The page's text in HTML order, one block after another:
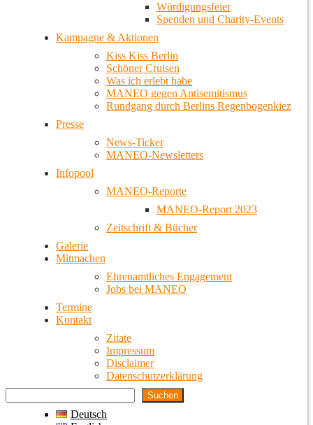
Würdigungsfeier
Spenden und Charity-Events
Kampagne & Aktionen
Kiss Kiss Berlin
Schöner Cruisen
Was ich erlebt habe
MANEO gegen Antisemitismus
Rundgang durch Berlins Regenbogenkiez
Presse
News-Ticker
MANEO-Newsletters
Infopool
MANEO-Reporte
MANEO-Report 2023
Zeitschrift & Bücher
Galerie
Mitmachen
Ehrenamtliches Engagement
Jobs bei MANEO
Termine
Kontakt
Zitate
Impressum
Disclaimer
Datenschutzerklärung
Suchen
Deutsch